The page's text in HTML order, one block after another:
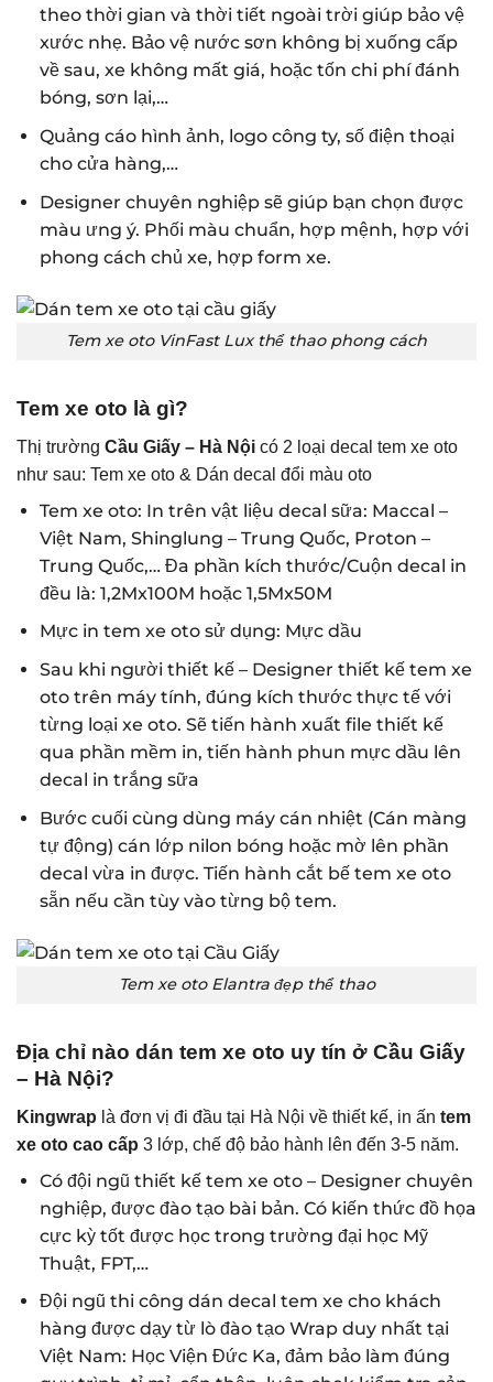
theo thời gian và thời tiết ngoài trời giúp bảo vệ
xước nhẹ. Bảo vệ nước sơn không bị xuống cấp
về sau, xe không mất giá, hoặc tốn chi phí đánh
bóng, sơn lại,…
Quảng cáo hình ảnh, logo công ty, số điện thoại
cho cửa hàng,…
Designer chuyên nghiệp sẽ giúp bạn chọn được
màu ưng ý. Phối màu chuẩn, hợp mệnh, hợp với
phong cách chủ xe, hợp form xe.
Tem xe oto VinFast Lux thể thao phong cách
Tem xe oto là gì?
Thị trường Cầu Giấy – Hà Nội có 2 loại decal tem xe oto
như sau: Tem xe oto & Dán decal đổi màu oto
Tem xe oto: In trên vật liệu decal sữa: Maccal –
Việt Nam, Shinglung – Trung Quốc, Proton –
Trung Quốc,… Đa phần kích thước/Cuộn decal in
đều là: 1,2Mx100M hoặc 1,5Mx50M
Mực in tem xe oto sử dụng: Mực dầu
Sau khi người thiết kế – Designer thiết kế tem xe
oto trên máy tính, đúng kích thước thực tế với
từng loại xe oto. Sẽ tiến hành xuất file thiết kế
qua phần mềm in, tiến hành phun mực dầu lên
decal in trắng sữa
Bước cuối cùng dùng máy cán nhiệt (Cán màng
tự động) cán lớp nilon bóng hoặc mờ lên phần
decal vừa in được. Tiến hành cắt bế tem xe oto
sẵn nếu cần tùy vào từng bộ tem.
Tem xe oto Elantra đẹp thể thao
Địa chỉ nào dán tem xe oto uy tín ở Cầu Giấy
– Hà Nội?
Kingwrap là đơn vị đi đầu tại Hà Nội về thiết kế, in ấn tem
xe oto cao cấp 3 lớp, chế độ bảo hành lên đến 3-5 năm.
Có đội ngũ thiết kế tem xe oto – Designer chuyên
nghiệp, được đào tạo bài bản. Có kiến thức đồ họa
cực kỳ tốt được học trong trường đại học Mỹ
Thuật, FPT,…
Đội ngũ thi công dán decal tem xe cho khách
hàng được dạy từ lò đào tạo Wrap duy nhất tại
Việt Nam: Học Viện Đức Ka, đảm bảo làm đúng